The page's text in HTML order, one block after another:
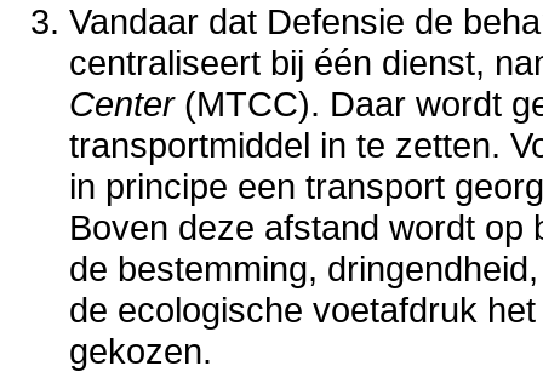
Vandaar dat Defensie de
centraliseert bij één dienst,
Center(MTCC). Daar wordt
transportmiddel in te zetten.
in principe een transport
Boven deze afstand wordt
de bestemming,
de ecologische voetafdruk
gekozen.